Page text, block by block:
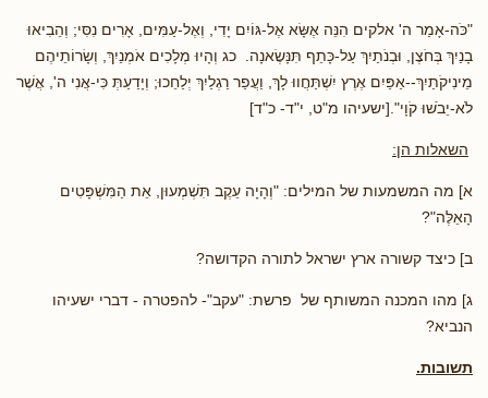
"כֹּה-אָמַר ה' אלקים הִנֵּה אֶשָּׂא אֶל-גּוֹיִם יָדִי, וְאֶל-עַמִּים, אָרִים נִסִּי; וְהֵבִיאוּ
בָנַיִךְ בְּחֹצֶן, וּבְנֹתַיִךְ עַל-כָּתֵף תִּנָּשֶׂאנָה. כג וְהָיוּ מְלָכִים אֹמְנַיִךְ, וְשָׂרוֹתֵיהֶם
מֵינִיקֹתַיִךְ--אַפַּיִם אֶרֶץ יִשְׁתַּחֲווּ לָךְ, וַעֲפַר רַגְלַיִךְ יְלַחֵכוּ; וְיָדַעַתְּ כִּי-אֲנִי ה', אֲשֶׁר
לֹא-יֵבֹשׁוּ קֹוָי".[ישעיהו מ"ט, י"ד- כ"ד]
השאלות הן:
א] מה המשמעות של המילים: "וְהָיָה עֵקֶב תִּשְׁמְעוּן, אֵת הַמִּשְׁפָּטִים
הָאֵלֶּה"?
ב] כיצד קשורה ארץ ישראל לתורה הקדושה?
ג] מהו המכנה המשותף של פרשת: "עקב"- להפטרה - דברי ישעיהו
הנביא?
תשובות.